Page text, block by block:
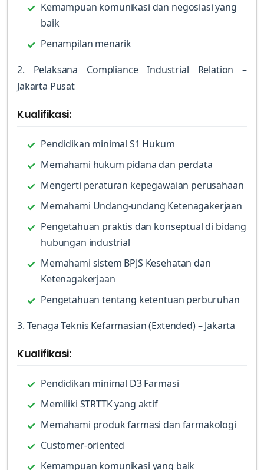
Kemampuan komunikasi dan negosiasi yang
baik
Penampilan menarik
2. Pelaksana Compliance Industrial Relation –
Jakarta Pusat
Kualifikasi:
Pendidikan minimal S1 Hukum
Memahami hukum pidana dan perdata
Mengerti peraturan kepegawaian perusahaan
Memahami Undang-undang Ketenagakerjaan
Pengetahuan praktis dan konseptual di bidang
hubungan industrial
Memahami sistem BPJS Kesehatan dan
Ketenagakerjaan
Pengetahuan tentang ketentuan perburuhan
3. Tenaga Teknis Kefarmasian (Extended) – Jakarta
Kualifikasi:
Pendidikan minimal D3 Farmasi
Memiliki STRTTK yang aktif
Memahami produk farmasi dan farmakologi
Customer-oriented
Kemampuan komunikasi yang baik